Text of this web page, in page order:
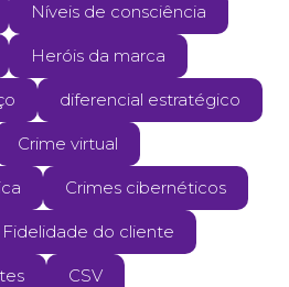
Níveis de consciência
Heróis da marca
diferencial estratégico
Crime virtual
Crimes cibernéticos
Fidelidade do cliente
CSV